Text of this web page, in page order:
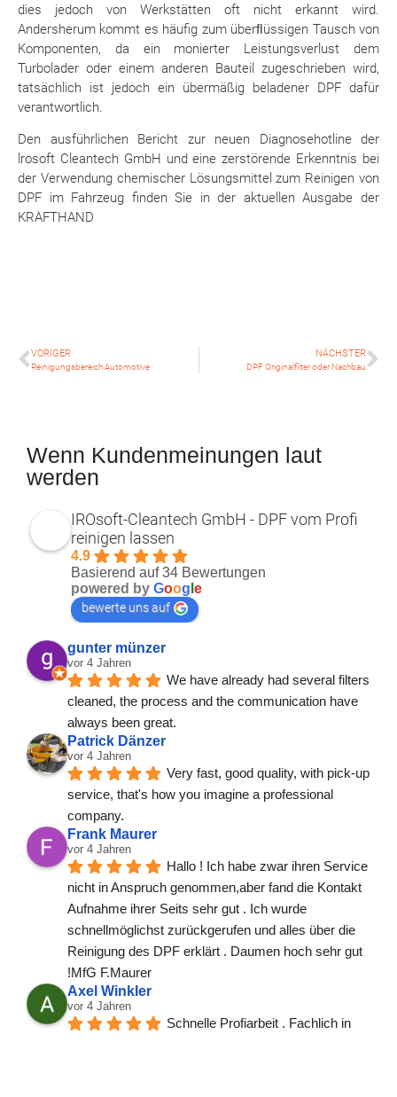
dies jedoch von Werkstätten oft nicht erkannt wird.
Andersherum kommt es häufig zum überﬂüssigen Tausch von
Komponenten, da ein monierter Leistungsverlust dem
Turbolader oder einem anderen Bauteil zugeschrieben wird,
tatsächlich ist jedoch ein übermäßig beladener DPF dafür
verantwortlich.
Den ausführlichen Bericht zur neuen Diagnosehotline der
lrosoft Cleantech GmbH und eine zerstörende Erkenntnis bei
der Verwendung chemischer Lösungsmittel zum Reinigen von
DPF im Fahrzeug finden Sie in der aktuellen Ausgabe der
KRAFTHAND
VORIGER
Reinigungsbereich Automotive
NÄCHSTER
DPF Originalfilter oder Nachbau
Wenn Kundenmeinungen laut
werden
IROsoft-Cleantech GmbH - DPF vom Profi
reinigen lassen
4.9
Basierend auf 34 Bewertungen
powered by Goog e
bewerte uns auf
gunter münzer
vor 4 Jahren
We have already had several filters
cleaned, the process and the communication have
always been great.
Patrick Dänzer
vor 4 Jahren
Very fast, good quality, with pick-up
service, that's how you imagine a professional
company.
Frank Maurer
vor 4 Jahren
Hallo ! Ich habe zwar ihren Service
nicht in Anspruch genommen,aber fand die Kontakt
Aufnahme ihrer Seits sehr gut . Ich wurde
schnellmöglichst zurückgerufen und alles über die
Reinigung des DPF erklärt . Daumen hoch sehr gut
!MfG F.Maurer
Axel Winkler
vor 4 Jahren
Schnelle Profiarbeit . Fachlich in